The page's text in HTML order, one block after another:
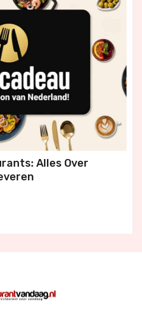
Alles Over